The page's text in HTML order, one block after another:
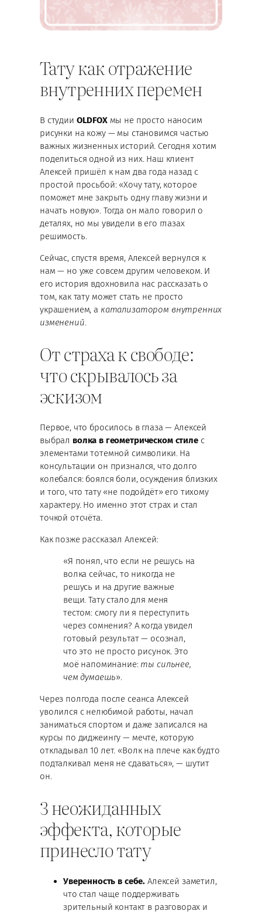
Тату как отражение
внутренних перемен
В студии OLDFOXмы не просто наносим
рисунки на кожу — мы становимся частью
важных жизненных историй. Сегодня хотим
поделиться одной из них. Наш клиент
Алексей пришёл к нам два года назад с
простой просьбой: «Хочу тату, которое
поможет мне закрыть одну главу жизни и
начать новую». Тогда он мало говорил о
деталях, но мы увидели в его глазах
решимость.
Сейчас, спустя время, Алексей вернулcя к
нам — но уже совсем другим человеком. И
его история вдохновила нас рассказать о
том, как тату может стать не просто
украшением, а катализатором внутренних
изменений.
От страха к свободе:
что скрывалось за
эскизом
Первое, что бросилось в глаза — Алексей
выбрал волка в геометрическом стилес
элементами тотемной символики. На
консультации он признался, что долго
колебался: боялся боли, осуждения близких
и того, что тату «не подойдёт» его тихому
характеру. Но именно этот страх и стал
точкой отсчёта.
Как позже рассказал Алексей:
«Я понял, что если не решусь на
волка сейчас, то никогда не
решусь и на другие важные
вещи. Тату стало для меня
тестом: смогу ли я переступить
через сомнения? А когда увидел
готовый результат — осознал,
что это не просто рисунок. Это
моё напоминание: ты сильнее,
чем думаешь».
Через полгода после сеанса Алексей
уволился с нелюбимой работы, начал
заниматься спортом и даже записался на
курсы по диджеингу — мечте, которую
откладывал 10 лет. «Волк на плече как будто
подталкивал меня не сдаваться», — шутит
он.
3 неожиданных
эффекта, которые
принесло тату
Уверенность в себе. Алексей заметил,
что стал чаще поддерживать
зрительный контакт в разговорах и